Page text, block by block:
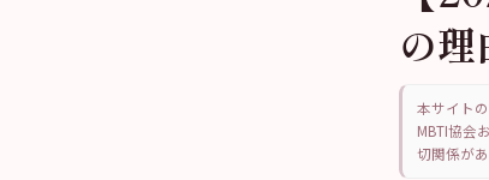
の
本サイト
MBTI協会
切関係があ